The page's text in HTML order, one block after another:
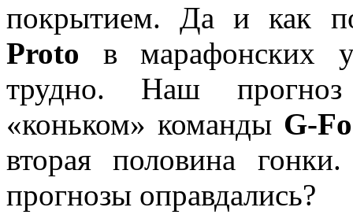
покрытием. Да и как
Proto в марафонских
трудно. Наш прогноз
«коньком» команды G-
вторая половина
прогнозы оправдались?